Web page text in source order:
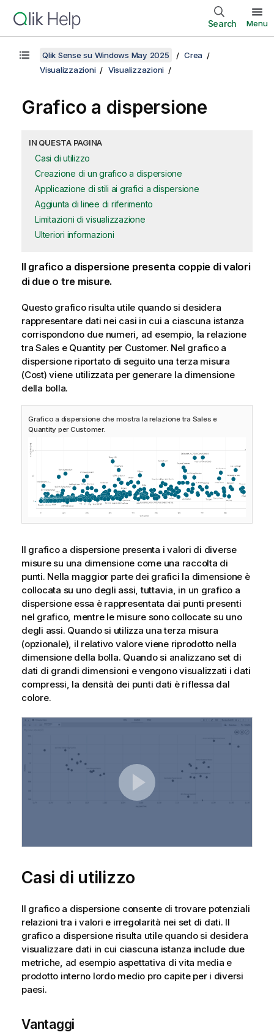
Search Menu
Qlik Sense su Windows May 2025
Crea
Visualizzazioni
Visualizzazioni
Grafico a dispersione
IN QUESTA PAGINA
Casi di utilizzo
Creazione di un grafico a dispersione
Applicazione di stili ai grafici a dispersione
Aggiunta di linee di riferimento
Limitazioni di visualizzazione
Ulteriori informazioni
Il grafico a dispersione presenta coppie di valori
di due o tre misure.
Questo grafico risulta utile quando si desidera
rappresentare dati nei casi in cui a ciascuna istanza
corrispondono due numeri, ad esempio, la relazione
tra Salese Quantity per Customer. Nel grafico a
dispersione riportato di seguito una terza misura
(Cost) viene utilizzata per generare la dimensione
della bolla.
Grafico a dispersione che mostra la relazione tra Sales e
Quantity per Customer.
Il grafico a dispersione presenta i valori di diverse
misure su una dimensione come una raccolta di
punti. Nella maggior parte dei grafici la dimensione è
collocata su uno degli assi, tuttavia, in un grafico a
dispersione essa è rappresentata dai punti presenti
nel grafico, mentre le misure sono collocate su uno
degli assi. Quando si utilizza una terza misura
(opzionale), il relativo valore viene riprodotto nella
dimensione della bolla. Quando si analizzano set di
dati di grandi dimensioni e vengono visualizzati i dati
compressi, la densità dei punti dati è riflessa dal
colore.
Casi di utilizzo
Il grafico a dispersione consente di trovare potenziali
relazioni tra i valori e irregolarità nei set di dati. Il
grafico a dispersione risulta utile quando si desidera
visualizzare dati in cui ciascuna istanza include due
metriche, ad esempio aspettativa di vita media e
prodotto interno lordo medio pro capite per i diversi
paesi.
Vantaggi